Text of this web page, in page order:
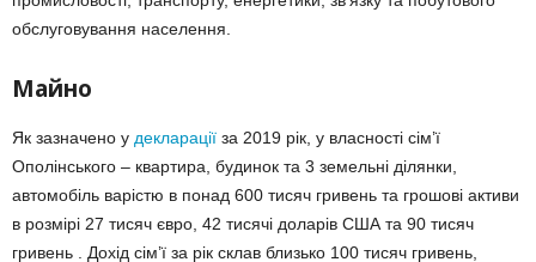
обслуговування населення.
Майно
Як зазначено у декларації за 2019 рік, у власності сім’ї
Ополінського – квартира, будинок та 3 земельні ділянки,
автомобіль варістю в понад 600 тисяч гривень та грошові активи
в розмірі 27 тисяч євро, 42 тисячі доларів США та 90 тисяч
гривень . Дохід сім’ї за рік склав близько 100 тисяч гривень,